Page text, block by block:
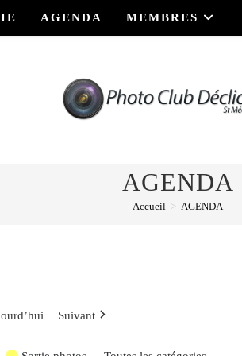
AGENDA MEMBRES
AGENDA
Accueil > AGENDA
Suivant